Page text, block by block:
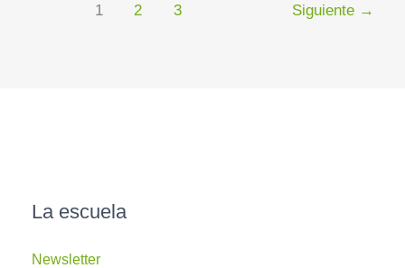
1 2 3 Siguiente →
La escuela
Newsletter